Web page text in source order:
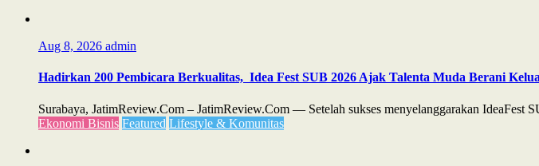
Aug 8, 2026 admin
Hadirkan 200 Pembicara Berkualitas, Idea Fest SUB 2026 Ajak Talenta Muda Berani
Surabaya, JatimReview.Com – JatimReview.Com — Setelah sukses menyelanggarakan IdeaFest
Ekonomi Bisnis Featured Lifestyle & Komunitas